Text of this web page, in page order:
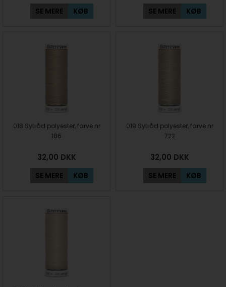
SE MERE KØB SE MERE KØB
018 Sytråd polyester, farve nr
186
32,00 DKK
SE MERE KØB
019 Sytråd polyester, farve nr
722
32,00 DKK
SE MERE KØB